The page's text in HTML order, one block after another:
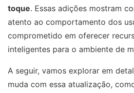
toque. Essas adições mostram
atento ao comportamento dos
comprometido em oferecer
inteligentes para o ambiente de
A seguir, vamos explorar em
muda com essa atualização,